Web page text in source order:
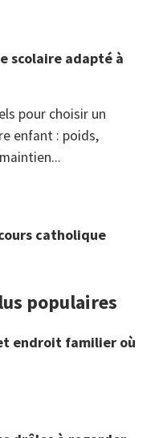
scolaire adapté à
pour choisir un
enfant : poids,
catholique
populaires
endroit familier où